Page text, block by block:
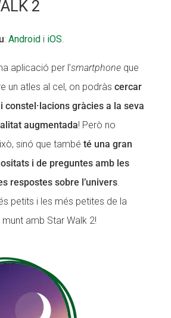
2
: Android i iOS.
aplicació per l’smartphoneque
un atles al cel, on podràs cercar
constel·lacions gràcies a la seva
augmentada! Però no
sinó que també té una gran
i de preguntes amb les
respostes sobre l’univers.
petits i les més petites de la
amb Star Walk 2!